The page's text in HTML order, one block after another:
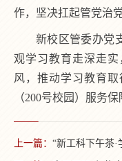
作，坚决扛起管党治
新校区管委办党
观学习教育走深走
风，推动学习教育
（200号校园）服务
上一篇： “新工科下午茶·学科交叉沙龙”